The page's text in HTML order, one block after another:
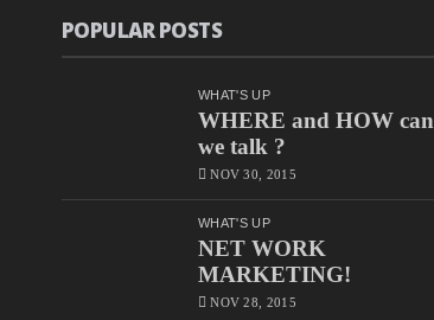
POPULAR POSTS
WHAT'S UP
WHERE and HOW can
we talk ?
NOV 30, 2015
WHAT'S UP
NET WORK
MARKETING!
NOV 28, 2015